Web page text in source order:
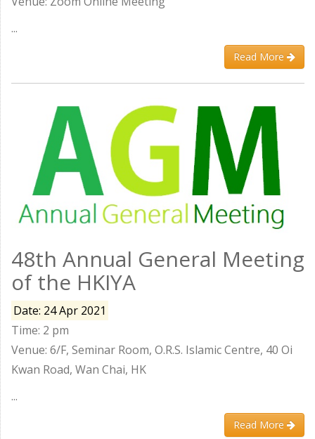
...
Read More
48th Annual General Meeting
of the HKIYA
Date: 24 Apr 2021
Time: 2 pm
Venue: 6/F, Seminar Room, O.R.S. Islamic Centre, 40 Oi
Kwan Road, Wan Chai, HK
...
Read More